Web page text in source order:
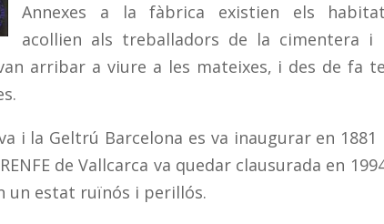
Annexes a la fàbrica existien els
acollien als treballadors de la cimentera i
arribar a viure a les mateixes, i des de fa
i la Geltrú Barcelona es va inaugurar en 1881
de Vallcarca va quedar clausurada en
un estat ruïnós i perillós.